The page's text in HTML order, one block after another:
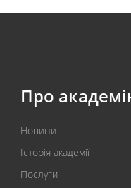
Про
Новини
Історія академії
Послуги